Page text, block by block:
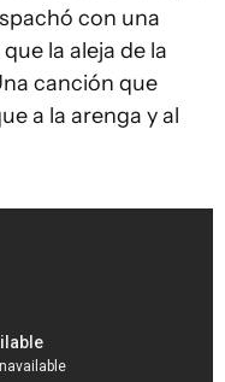
con una
la aleja de la
canción que
a la arenga y al